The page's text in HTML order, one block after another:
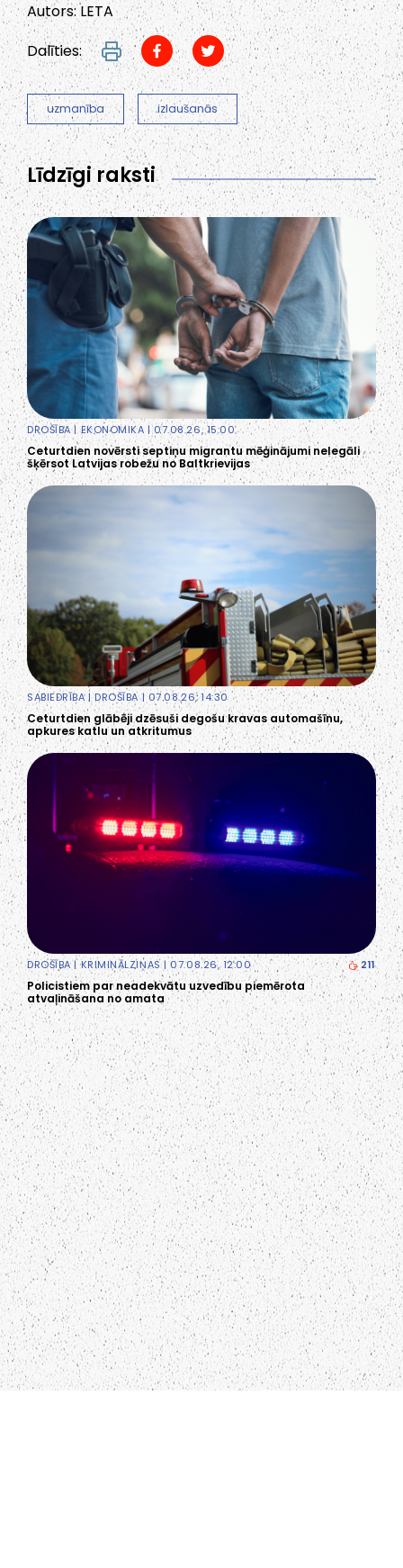
Autors: LETA
Dalīties:
uzmanība izlaušanās
Līdzīgi raksti
DROŠĪBA| EKONOMIKA | 07.08.26, 15:00
Ceturtdien novērsti septiņu migrantu mēģinājumi nelegāli
šķērsot Latvijas robežu no Baltkrievijas
SABIEDRĪBA|DROŠĪBA| 07.08.26, 14:30
Ceturtdien glābēji dzēsuši degošu kravas automašīnu,
apkures katlu un atkritumus
DROŠĪBA|KRIMINĀLZIŅAS| 07.08.26, 12:00 211
Policistiem par neadekvātu uzvedību piemērota
atvaļināšana no amata